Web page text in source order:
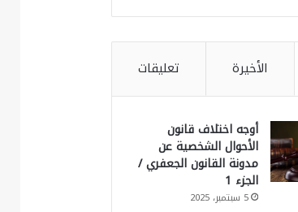
الأخيرة تعليقات
أوجه اختلاف قانون
الأحوال الشخصية عن
مدونة القانون الجعفري /
الجزء 1
5 سبتمبر، 2025